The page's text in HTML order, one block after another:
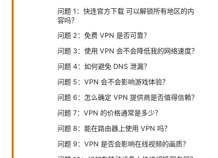
问题 1：快连官方下载 可以解锁所有地区的内
容吗？
问题 2：免费 VPN 是否可靠？
问题 3：使用 VPN 会不会降低我的网络速度？
问题 4：如何避免 DNS 泄漏？
问题 5：VPN 会不会影响游戏体验？
问题 6：怎么确定 VPN 提供商是否值得信赖？
问题 7：VPN 的价格通常是多少？
问题 8：能在路由器上使用 VPN 吗？
问题 9：VPN 是否会影响在线视频的画质？